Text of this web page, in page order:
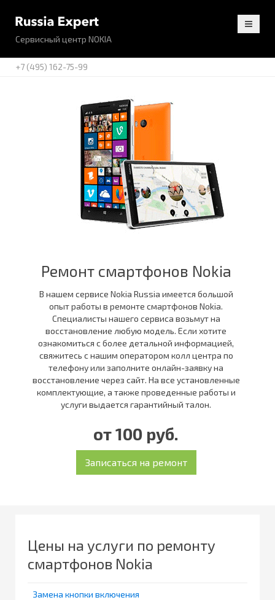
Сервисный центр NOKIA
+7 (495) 162-75-99
Ремонт смартфонов Nokia
В нашем сервисе Nokia Russia имеется большой
опыт работы в ремонте смартфонов Nokia.
Специалисты нашего сервиса возьмут на
восстановление любую модель. Если хотите
ознакомиться с более детальной информацией,
свяжитесь с нашим оператором колл центра по
телефону или заполните онлайн-заявку на
восстановление через сайт. На все установленные
комплектующие, а также проведенные работы и
услуги выдается гарантийный талон.
от 100 руб.
Цены на услуги по ремонту
смартфонов Nokia
Замена кнопки включения